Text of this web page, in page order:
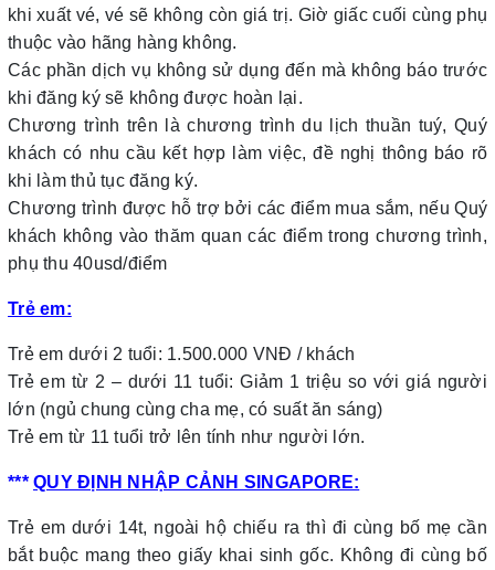
khi xuất vé, vé sẽ không còn giá trị. Giờ giấc cuối cùng phụ
thuộc vào hãng hàng không.
Các phần dịch vụ không sử dụng đến mà không báo trước
khi đăng ký sẽ không được hoàn lại.
Chương trình trên là chương trình du lịch thuần tuý, Quý
khách có nhu cầu kết hợp làm việc, đề nghị thông báo rõ
khi làm thủ tục đăng ký.
Chương trình được hỗ trợ bởi các điểm mua sắm, nếu Quý
khách không vào thăm quan các điểm trong chương trình,
phụ thu 40usd/điểm
Trẻ em:
Trẻ em dưới 2 tuổi: 1.500.000 VNĐ / khách
Trẻ em từ 2 – dưới 11 tuổi: Giảm 1 triệu so với giá người
lớn (ngủ chung cùng cha mẹ, có suất ăn sáng)
Trẻ em từ 11 tuổi trở lên tính như người lớn.
*** QUY ĐỊNH NHẬP CẢNH SINGAPORE:
Trẻ em dưới 14t, ngoài hộ chiếu ra thì đi cùng bố mẹ cần
bắt buộc mang theo giấy khai sinh gốc. Không đi cùng bố